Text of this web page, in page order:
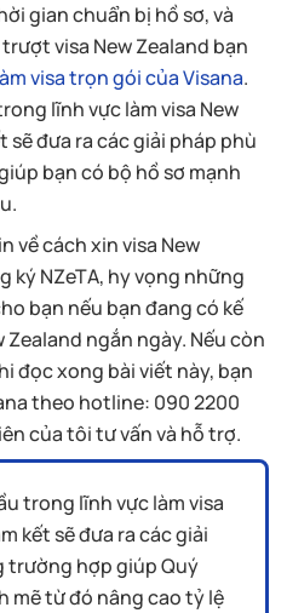
gian chuẩn bị hồ sơ, và
visa New Zealand bạn
visa trọn gói của Visana.
lĩnh vực làm visa New
đưa ra các giải pháp phù
bạn có bộ hồ sơ mạnh
về cách xin visa New
ký NZeTA, hy vọng những
bạn nếu bạn đang có kế
ngắn ngày. Nếu còn
đọc xong bài viết này, bạn
theo hotline: 090 2200
của tôi tư vấn và hỗ trợ.
trong lĩnh vực làm visa
kết sẽ đưa ra các giải
trường hợp giúp Quý
mẽ từ đó nâng cao tỷ lệ